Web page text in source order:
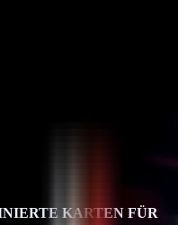
KARTEN FÜR